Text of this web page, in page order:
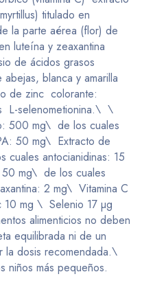
titulado en
la parte aérea (flor) de
luteína y zeaxantina
de ácidos grasos
blanca y amarilla
de zinc colorante:
L-selenometionina.\ \
500 mg\ de los cuales
50 mg\ Extracto de
antocianidinas: 15
mg\ de los cuales
2 mg\ Vitamina C
mg \ Selenio 17 µg
alimenticios no deben
equilibrada ni de un
dosis recomendada.\
niños más pequeños.